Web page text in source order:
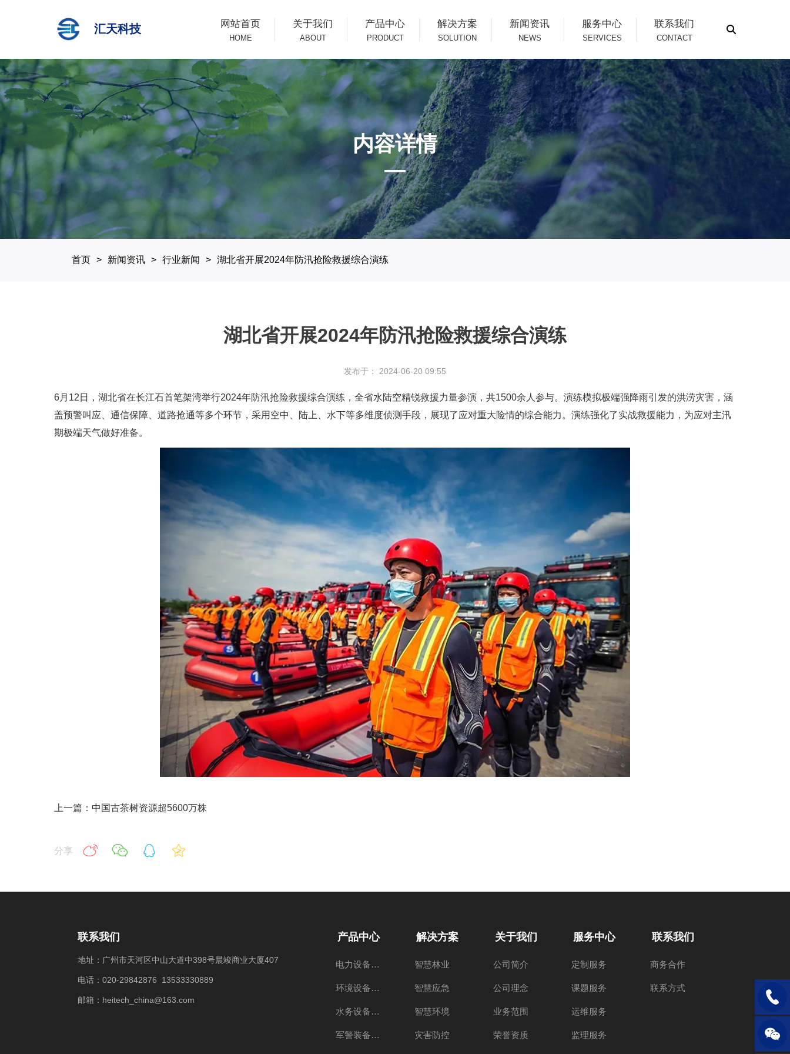
网站首页
HOME
关于我们
ABOUT
产品中心
PRODUCT
解决方案
SOLUTION
新闻资讯
NEWS
服务中心
SERVICES
联系我们
CONTACT
汇天科技
内容详情
—
首页 新闻资讯 行业新闻 湖北省开展2024年防汛抢险救援综合演练
湖北省开展2024年防汛抢险救援综合演练
发布于： 2024-06-20 09:55
6月12日，湖北省在长江石首笔架湾举行2024年防汛抢险救援综合演练，全省水陆空精锐救援力量参演，共1500余人参与。演练模拟极端强降雨引发的洪涝灾害，涵
盖预警叫应、通信保障、道路抢通等多个环节，采用空中、陆上、水下等多维度侦测手段，展现了应对重大险情的综合能力。演练强化了实战救援能力，为应对主汛
期极端天气做好准备。
上一篇：中国古茶树资源超5600万株
分享
联系我们
地址：广州市天河区中山大道中398号晨竣商业大厦407
电话：020-29842876 13533330889
邮箱：heitech_china@163.com
产品中心
电力设备产品
环境设备产品
水务设备产品
军警装备产品
解决方案
智慧林业
智慧应急
智慧环境
灾害防控
关于我们
公司简介
公司理念
业务范围
荣誉资质
服务中心
定制服务
课题服务
运维服务
监理服务
联系我们
商务合作
联系方式
电话